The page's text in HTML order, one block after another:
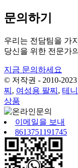
문의하기
우리는 전담팀을 가
당신을 위한 전문가
지금 문의하세요
© 저작권 - 2010-
찌 , 여성용 팔찌 , 테
상품
이메일을 보내
8613751191745